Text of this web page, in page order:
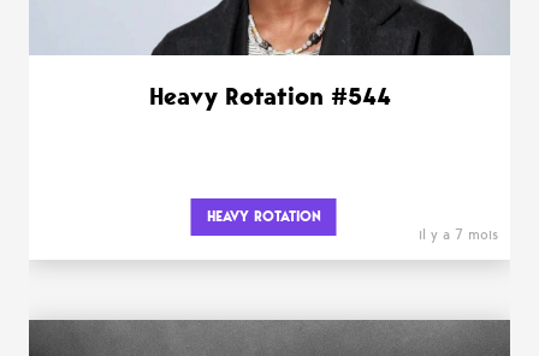
Heavy Rotation #544
HEAVY ROTATION
il y a 7 mois